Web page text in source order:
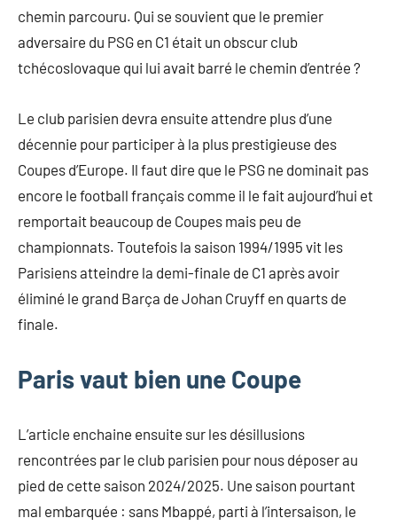
chemin parcouru. Qui se souvient que le premier
adversaire du PSG en C1 était un obscur club
tchécoslovaque qui lui avait barré le chemin d’entrée ?
Le club parisien devra ensuite attendre plus d’une
décennie pour participer à la plus prestigieuse des
Coupes d’Europe. Il faut dire que le PSG ne dominait pas
encore le football français comme il le fait aujourd’hui et
remportait beaucoup de Coupes mais peu de
championnats. Toutefois la saison 1994/1995 vit les
Parisiens atteindre la demi-finale de C1 après avoir
éliminé le grand Barça de Johan Cruyff en quarts de
finale.
Paris vaut bien une Coupe
L’article enchaine ensuite sur les désillusions
rencontrées par le club parisien pour nous déposer au
pied de cette saison 2024/2025. Une saison pourtant
mal embarquée : sans Mbappé, parti à l’intersaison, le